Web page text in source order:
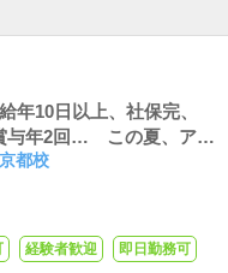
年10日以上、社保完、
与年2回… この夏、アリ
は「全国基準」に変わ
都校
経験者歓迎
即日勤務可